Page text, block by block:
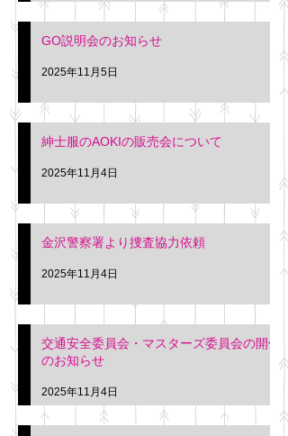
GO説明会のお知らせ
2025年11月5日
紳士服のAOKIの販売会について
2025年11月4日
金沢警察署より捜査協力依頼
2025年11月4日
交通安全委員会・マスターズ委員会の開催
のお知らせ
2025年11月4日